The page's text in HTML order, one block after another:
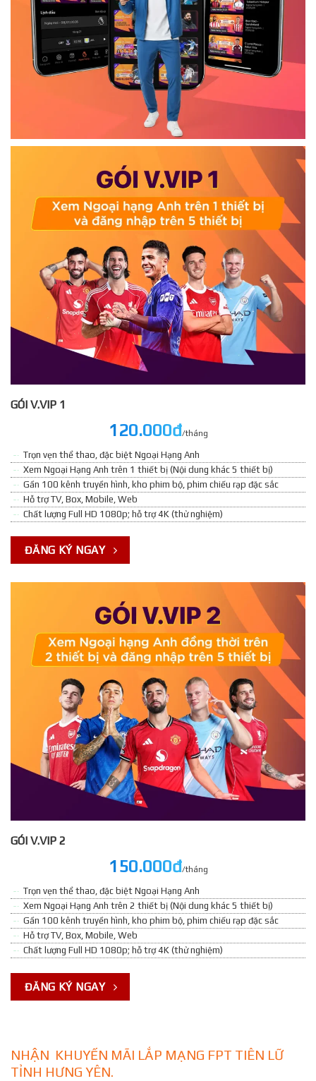
GÓI V.VIP 1
120.000đ/tháng
Trọn vẹn thể thao, đặc biệt Ngoại Hạng Anh
Xem Ngoại Hạng Anh trên 1 thiết bị (Nội dung khác 5 thiết bị)
Gần 100 kênh truyền hình, kho phim bộ, phim chiếu rạp đặc sắc
Hỗ trợ TV, Box, Mobile, Web
Chất lượng Full HD 1080p; hỗ trợ 4K (thử nghiệm)
ĐĂNG KÝ NGAY
GÓI V.VIP 2
150.000đ/tháng
Trọn vẹn thể thao, đặc biệt Ngoại Hạng Anh
Xem Ngoại Hạng Anh trên 2 thiết bị (Nội dung khác 5 thiết bị)
Gần 100 kênh truyền hình, kho phim bộ, phim chiếu rạp đặc sắc
Hỗ trợ TV, Box, Mobile, Web
Chất lượng Full HD 1080p; hỗ trợ 4K (thử nghiệm)
ĐĂNG KÝ NGAY
NHẬN KHUYẾN MÃI LẮP MẠNG FPT TIÊN LỮ
TỈNH HƯNG YÊN.